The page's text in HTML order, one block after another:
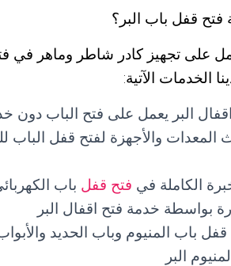
فتح قفل باب البر؟
على تجهيز كادر شاطر وماهر في
الخدمات الآتية:
اقفال البر يعمل على فتح الباب
المعدات والأجهزة لفتح قفل الباب
الكاملة في فتح قفل باب
بواسطة خدمة فتح اقفال البر
باب المنيوم وباب الحديد
البر